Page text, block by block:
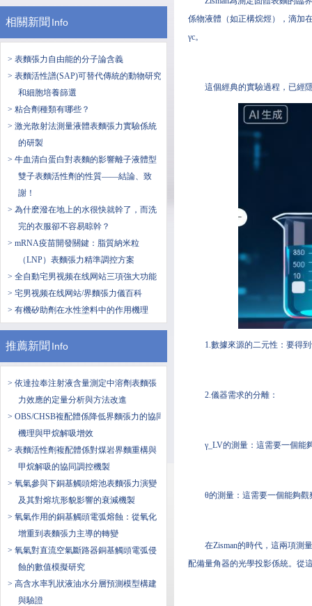
相關新聞 Info
> 表麵張力自由能的分子論含義
> 表麵活性譜(SAP)可替代傳統的動物研究
和細胞培養篩選
> 粘合劑種類有哪些？
> 激光散射法測量液體表麵張力實驗係統
的研製
> 牛血清白蛋白對表麵的影響離子液體型
雙子表麵活性劑的性質——結論、致
謝！
> 為什麽潑在地上的水很快就幹了，而洗
完的衣服卻不容易晾幹？
> mRNA疫苗開發關鍵：脂質納米粒
（LNP）表麵張力精準調控方案
> 全自動宅男视频在线网站三項強大功能
> 宅男视频在线网站/界麵張力儀百科
> 有機矽助劑在水性塗料中的作用機理
推薦新聞 Info
> 依達拉奉注射液含量測定中溶劑表麵張
力效應的定量分析與方法改進
> OBS/CHSB複配體係降低界麵張力的協同
機理與甲烷解吸增效
> 表麵活性劑複配體係對煤岩界麵重構與
甲烷解吸的協同調控機製
> 氧氣參與下銅基觸頭熔池表麵張力演變
及其對熔坑形貌影響的衰減機製
> 氧氣作用的銅基觸頭電弧熔蝕：從氧化
增重到表麵張力主導的轉變
> 氧氣對直流空氣斷路器銅基觸頭電弧侵
蝕的數值模擬研究
> 高含水率乳狀液油水分層預測模型構建
與驗證
係物液體（如正構烷烴），滴加
γc。
這個經典的實驗過程，已經
1.數據來源的二元性：要得
2.儀器需求的分離：
γ_LV的測量：這需要一個能
θ的測量：這需要一個能夠
在Zisman的時代，這兩項測
配備量角器的光學投影係統。從